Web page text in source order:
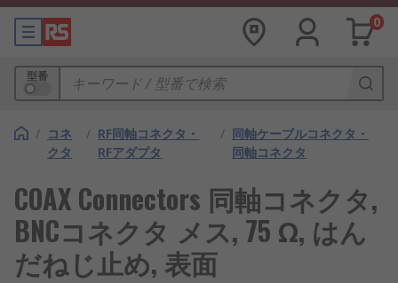
0
型番
/ コネ
クタ
/ RF同軸コネクタ・
RFアダプタ
/ 同軸ケーブルコネクタ・
同軸コネクタ
COAX Connectors 同軸コネクタ,
BNCコネクタ メス, 75 Ω, はん
だねじ止め, 表面